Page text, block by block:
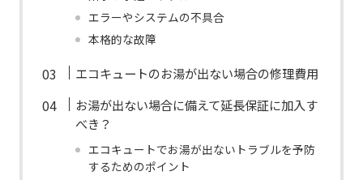
エラーやシステムの不具合
本格的な故障
エコキュートのお湯が出ない場合の修理費用
お湯が出ない場合に備えて延長保証に加入す
べき？
エコキュートでお湯が出ないトラブルを予防
するためのポイント